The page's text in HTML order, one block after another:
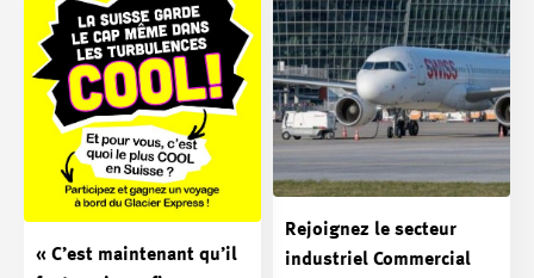
Rejoignez le secteur
industriel Commercial
« C’est maintenant qu’il